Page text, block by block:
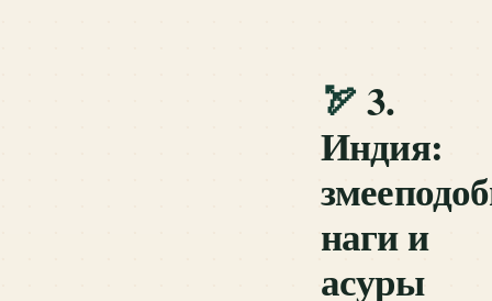
🏹3.
Индия:
наги и
асуры